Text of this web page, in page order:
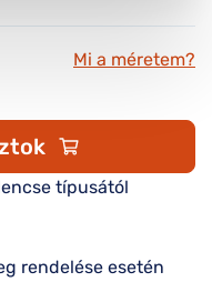
Mi a méretem?
típusától
rendelése esetén